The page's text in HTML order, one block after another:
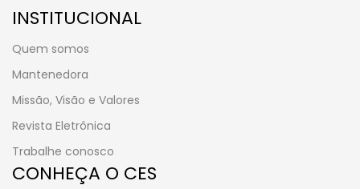
INSTITUCIONAL
Quem somos
Mantenedora
Missão, Visão e Valores
Revista Eletrônica
Trabalhe conosco
CONHEÇA O CES